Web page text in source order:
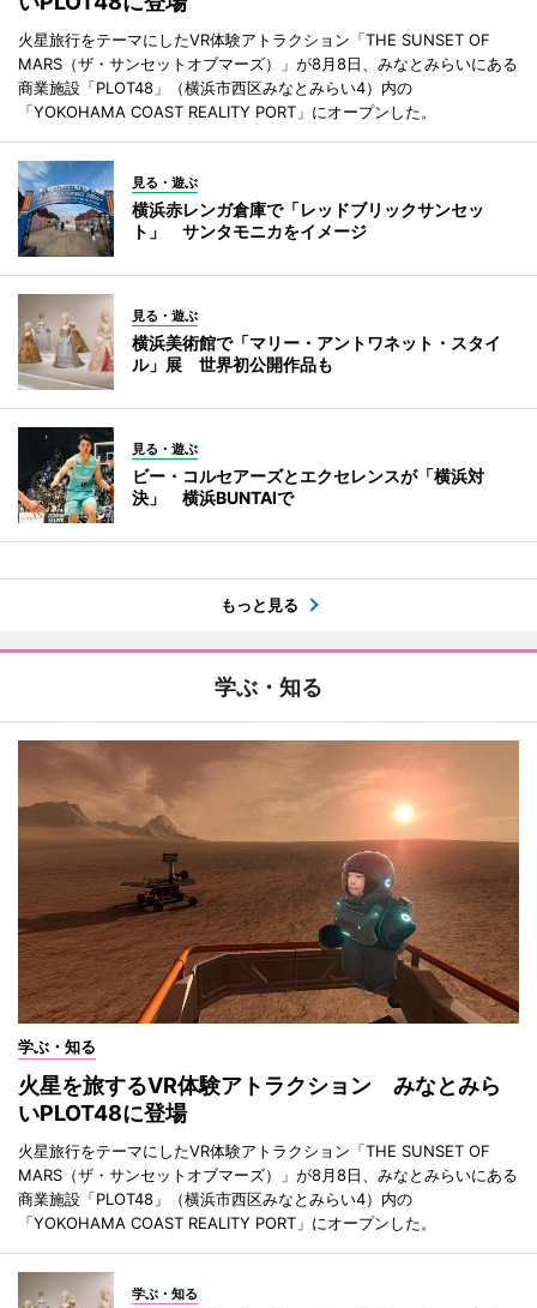
火星旅行をテーマにしたVR体験アトラクション「THE SUNSET OF
MARS（ザ・サンセットオブマーズ）」が8月8日、みなとみらいにある
商業施設「PLOT48」（横浜市西区みなとみらい4）内の
「YOKOHAMA COAST REALITY PORT」にオープンした。
見る・遊ぶ
横浜赤レンガ倉庫で「レッドブリックサンセッ
ト」 サンタモニカをイメージ
見る・遊ぶ
横浜美術館で「マリー・アントワネット・スタイ
ル」展 世界初公開作品も
見る・遊ぶ
ビー・コルセアーズとエクセレンスが「横浜対
決」 横浜BUNTAIで
もっと見る
学ぶ・知る
学ぶ・知る
火星を旅するVR体験アトラクション みなとみら
いPLOT48に登場
火星旅行をテーマにしたVR体験アトラクション「THE SUNSET OF
MARS（ザ・サンセットオブマーズ）」が8月8日、みなとみらいにある
商業施設「PLOT48」（横浜市西区みなとみらい4）内の
「YOKOHAMA COAST REALITY PORT」にオープンした。
学ぶ・知る